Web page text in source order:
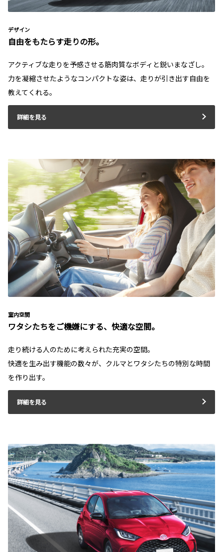
デザイン
自由をもたらす走りの形。
アクティブな走りを予感させる筋肉質なボディと鋭いまなざし。
力を凝縮させたようなコンパクトな姿は、走りが引き出す自由を
教えてくれる。
詳細を見る
室内空間
ワタシたちをご機嫌にする、快適な空間。
走り続ける人のために考えられた充実の空間。
快適を生み出す機能の数々が、クルマとワタシたちの特別な時間
を作り出す。
詳細を見る